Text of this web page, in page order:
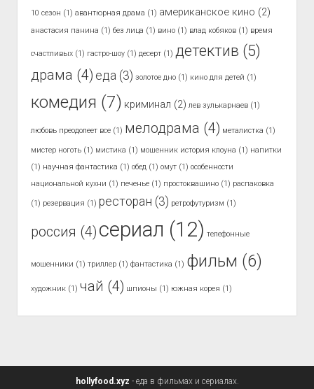
10 сезон (1) авантюрная драма (1) американское кино (2)
анастасия панина (1) без лица (1) вино(1) влад кобяков(1) время
счастливых(1) гастро-шоу(1) десерт(1) детектив (5)
драма (4) еда (3) золотое дно(1) кино для детей (1)
комедия (7) криминал (2) лев зулькарнаев(1)
любовь преодолеет все(1) мелодрама (4) металистка (1)
мистер ноготь(1) мистика (1) мошенник история клоуна (1) напитки
(1) научная фантастика (1) обед(1) омут(1) особенности
национальной кухни (1) печенье(1) простоквашино(1) распаковка
(1) резервация (1) ресторан (3) ретрофутуризм (1)
россия (4) сериал (12) телефонные
мошенники (1) триллер(1) фантастика (1) фильм (6)
художник(1) чай (4) шпионы (1) южная корея (1)
hollyfood.xyz - еда в фильмах и сериалах.